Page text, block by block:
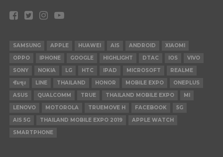
SAMSUNG APPLE HUAWEI AIS ANDROID
XIAOMI
OPPO
IPHONE GOOGLE HIGHLIGHT DTAC IOS
VIVO
SONY
NOKIA LG HTC IPAD MICROSOFT
REALME
ซัมซุง
LINE THAILAND HONOR MOBILE EXPO
ONEPLUS
ASUS
QUALCOMM TRUE THAILAND MOBILE EXPO
MI
LENOVO
MOTOROLA TRUEMOVE H FACEBOOK
5G
AIS 5G
THAILAND MOBILE EXPO 2019
APPLE WATCH
SMARTPHONE